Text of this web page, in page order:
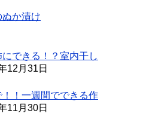
か漬け
できる！？室内干し
12月31日
！一週間でできる作
11月30日